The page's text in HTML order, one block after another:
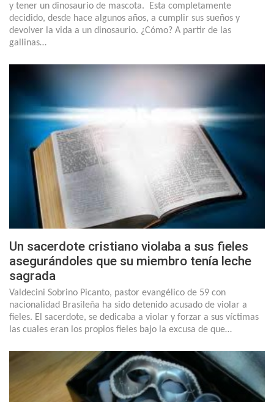
y tener un dinosaurio de mascota. Esta completamente
decidido, desde hace algunos años, a cumplir sus sueños y
devolver la vida a un dinosaurio. ¿Cómo? A partir de las
gallinas…
Un sacerdote cristiano violaba a sus fieles
asegurándoles que su miembro tenía leche
sagrada
Valdecini Sobrino Picanto, pastor evangélico de 59 con
nacionalidad Brasileña ha sido detenido acusado de violar a
fieles. El sacerdote, se dedicaba a violar y forzar a sus víctimas
las cuales eran los propios fieles bajo la excusa de que…